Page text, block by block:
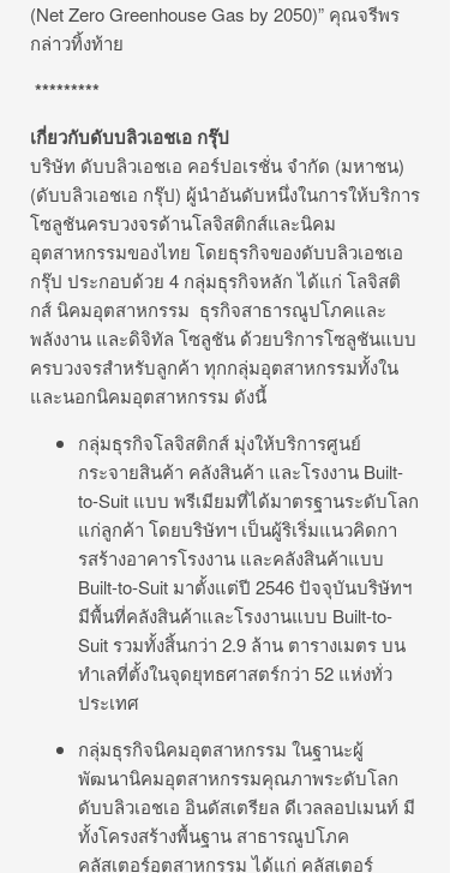
(Net Zero Greenhouse Gas by 2050)” คุณจรีพร
กล่าวทิ้งท้าย
*********
เกี่ยวกับดับบลิวเอชเอ กรุ๊ป
บริษัท ดับบลิวเอชเอ คอร์ปอเรชั่น จำกัด (มหาชน)
(ดับบลิวเอชเอ กรุ๊ป) ผู้นำอันดับหนึ่งในการให้บริการ
โซลูชันครบวงจรด้านโลจิสติกส์และนิคม
อุตสาหกรรมของไทย โดยธุรกิจของดับบลิวเอชเอ
กรุ๊ป ประกอบด้วย 4 กลุ่มธุรกิจหลัก ได้แก่ โลจิสติ
กส์ นิคมอุตสาหกรรม ธุรกิจสาธารณูปโภคและ
พลังงาน และดิจิทัล โซลูชัน ด้วยบริการโซลูชันแบบ
ครบวงจรสำหรับลูกค้า ทุกกลุ่มอุตสาหกรรมทั้งใน
และนอกนิคมอุตสาหกรรม ดังนี้
กลุ่มธุรกิจโลจิสติกส์ มุ่งให้บริการศูนย์
กระจายสินค้า คลังสินค้า และโรงงาน Built-
to-Suit แบบ พรีเมียมที่ได้มาตรฐานระดับโลก
แก่ลูกค้า โดยบริษัทฯ เป็นผู้ริเริ่มแนวคิดกา
รสร้างอาคารโรงงาน และคลังสินค้าแบบ
Built-to-Suit มาตั้งแต่ปี 2546 ปัจจุบันบริษัทฯ
มีพื้นที่คลังสินค้าและโรงงานแบบ Built-to-
Suit รวมทั้งสิ้นกว่า 2.9 ล้าน ตารางเมตร บน
ทำเลที่ตั้งในจุดยุทธศาสตร์กว่า 52 แห่งทั่ว
ประเทศ
กลุ่มธุรกิจนิคมอุตสาหกรรม ในฐานะผู้
พัฒนานิคมอุตสาหกรรมคุณภาพระดับโลก
ดับบลิวเอชเอ อินดัสเตรียล ดีเวลลอปเมนท์ มี
ทั้งโครงสร้างพื้นฐาน สาธารณูปโภค
คลัสเตอร์อุตสาหกรรม ได้แก่ คลัสเตอร์